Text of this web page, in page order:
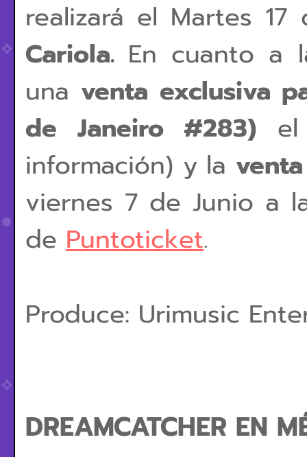
realizará el Martes
Cariola. En cuanto a
una venta exclusiva
de Janeiro #283)
información) y la
viernes 7 de Junio a
de Puntoticket.
Produce: Urimusic
DREAMCATCHER EN